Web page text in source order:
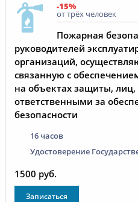
-15%
от трёх человек
Пожарная
руководителей
организаций,
связанную с
на объектах защиты,
ответственными за
безопасности
16 часов
Удостоверение
1500 руб.
Записаться